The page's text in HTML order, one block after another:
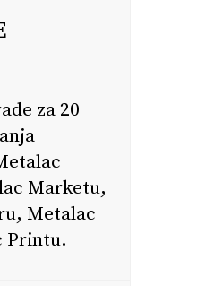
za 20
Marketu,
Metalac
Printu.